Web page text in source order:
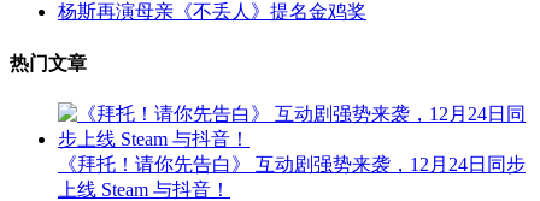
杨斯再演母亲《不丢人》提名金鸡奖
热门文章
《拜托！请你先告白》 互动剧强势来袭，12月24日同步
上线 Steam 与抖音！